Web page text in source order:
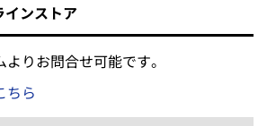
インストア
りお問合せ可能です。
ちら